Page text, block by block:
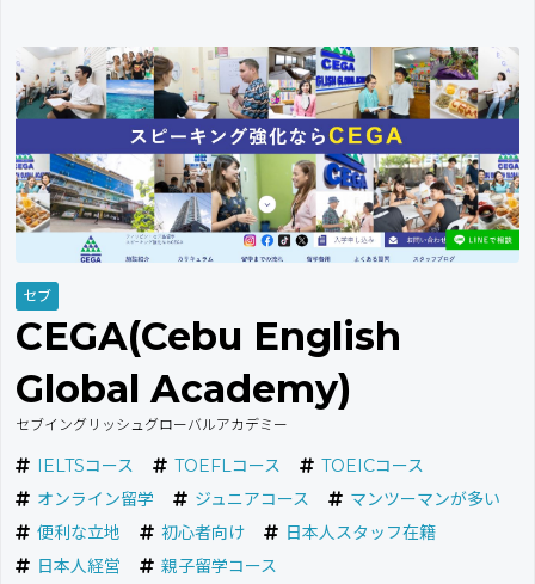
セブ
CEGA(Cebu English
Global Academy)
セブイングリッシュグローバルアカデミー
IELTSコース TOEFLコース
TOEICコース
オンライン留学
ジュニアコース
マンツーマンが多い
便利な立地
初心者向け
日本人スタッフ在籍
日本人経営
親子留学コース